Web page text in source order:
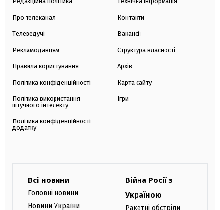
Про телеканал
Телеведучі
Рекламодавцям
Правила користування
Політика конфіденційності
Політика використання
штучного інтелекту
Політика конфіденційності
додатку
Контакти
Вакансії
Структура власності
Архів
Карта сайту
Ігри
Всі новини
Головні новини
Новини України
Війна Росії з
Україною
Ракетні обстріли